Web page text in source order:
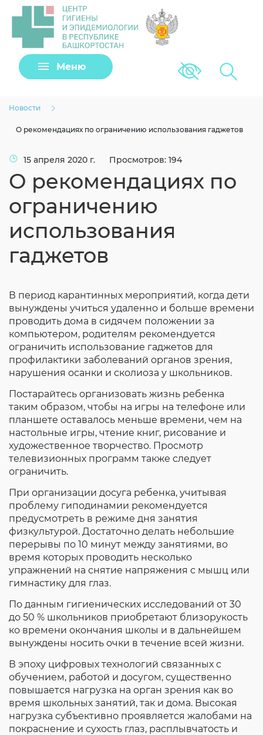
Меню Версия для
Новости
О рекомендациях по ограничению использования гаджетов
15 апреля 2020 г. Просмотров: 194
О рекомендациях по
ограничению
использования
гаджетов
В период карантинных мероприятий, когда дети
вынуждены учиться удаленно и больше времени
проводить дома в сидячем положении за
компьютером, родителям рекомендуется
ограничить использование гаджетов для
профилактики заболеваний органов зрения,
нарушения осанки и сколиоза у школьников.
Постарайтесь организовать жизнь ребенка
таким образом, чтобы на игры на телефоне или
планшете оставалось меньше времени, чем на
настольные игры, чтение книг, рисование и
художественное творчество. Просмотр
телевизионных программ также следует
ограничить.
При организации досуга ребенка, учитывая
проблему гиподинамии рекомендуется
предусмотреть в режиме дня занятия
физкультурой. Достаточно делать небольшие
перерывы по 10 минут между занятиями, во
время которых проводить несколько
упражнений на снятие напряжения с мышц или
гимнастику для глаз.
По данным гигиенических исследований от 30
до 50 % школьников приобретают близорукость
ко времени окончания школы и в дальнейшем
вынуждены носить очки в течение всей жизни.
В эпоху цифровых технологий связанных с
обучением, работой и досугом, существенно
повышается нагрузка на орган зрения как во
время школьных занятий, так и дома. Высокая
нагрузка субъективно проявляется жалобами на
покраснение и сухость глаз, расплывчатость и
Задать вопрос
Клещи
Загрузить файл